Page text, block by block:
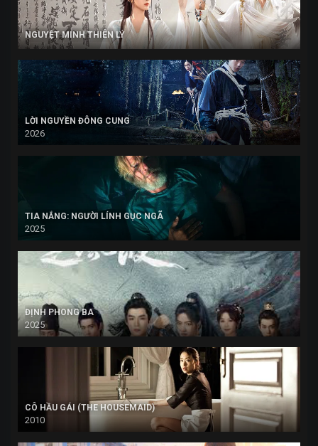
NGUYỆT MINH THIÊN LÝ
LỜI NGUYỀN ĐÔNG CUNG
2026
TIA NẮNG: NGƯỜI LÍNH GỤC NGÃ
2025
ĐỊNH PHONG BA
2025
CÔ HẦU GÁI (THE HOUSEMAID)
2010